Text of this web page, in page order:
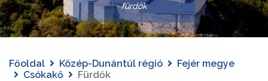
fürdők
Főoldal Közép-Dunántúl régió
Fejér megye
Csókakő
Fürdők